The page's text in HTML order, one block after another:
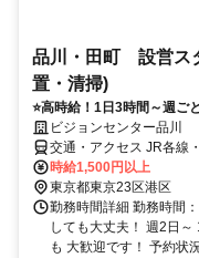
品川・田町 設営ス
置・清掃)
⭐高時給！1日3時間～週ご
ビジョンセンター品川
交通・アクセス JR各線
時給1,500円以上
東京都東京23区港区
勤務時間詳細 勤務時間
しても大丈夫！ 週2日
も 大歓迎です！ 予約状